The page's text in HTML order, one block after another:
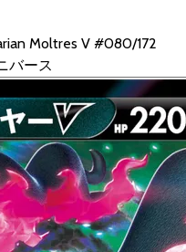
Moltres V #080/172
バース